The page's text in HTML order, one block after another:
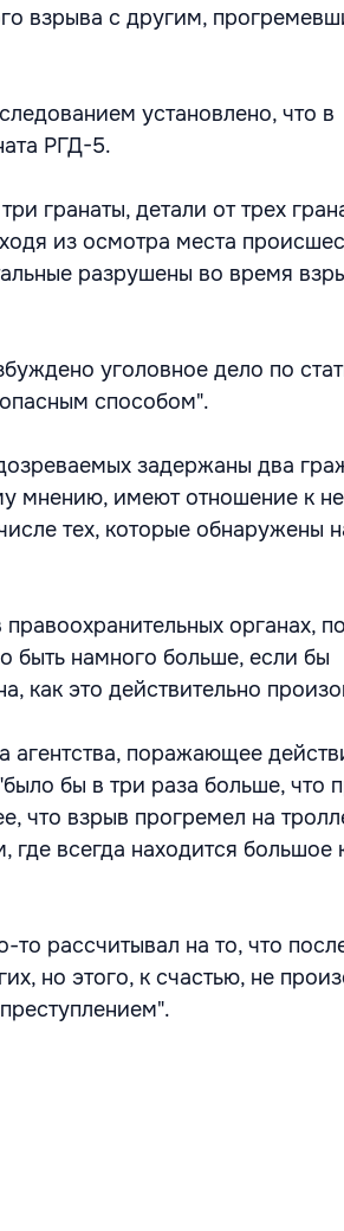
взрыва с другим,
установлено, что в
РГД-5.
гранаты, детали от трех
из осмотра места
разрушены во время
уголовное дело по
способом".
задержаны два
мнению, имеют отношение к
тех, которые обнаружены
органах,
быть намного больше, если бы
как это действительно
агентства, поражающее
бы в три раза больше, что
что взрыв прогремел на
всегда находится большое
рассчитывал на то, что
но этого, к счастью, не